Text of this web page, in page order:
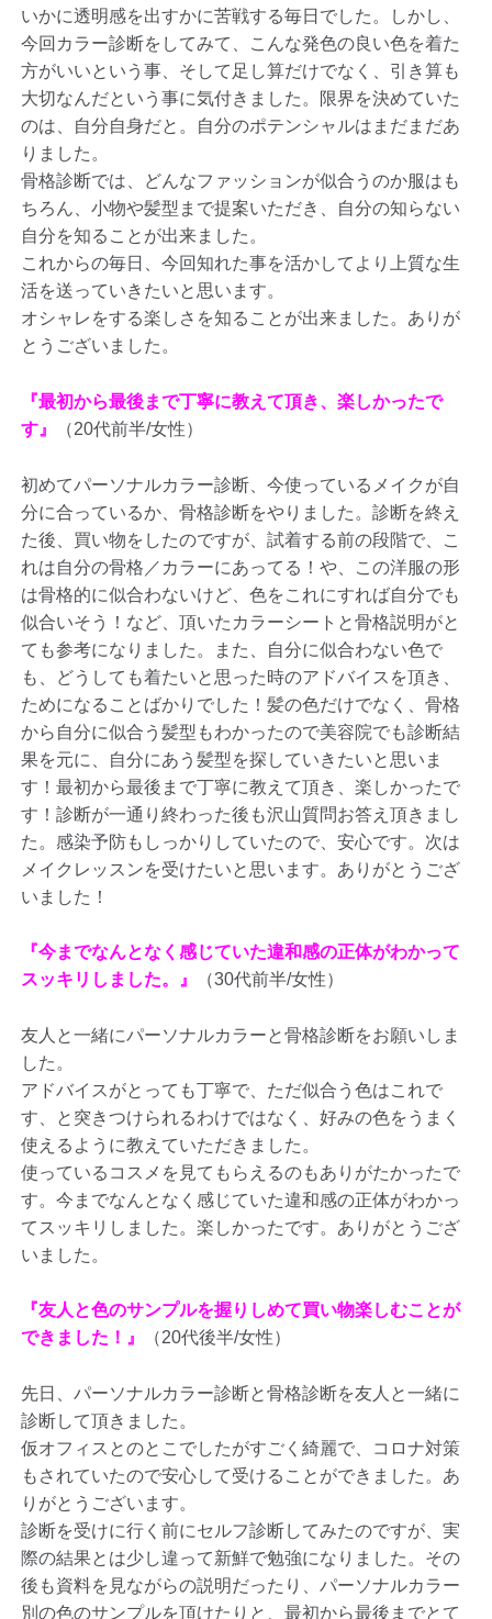
いかに透明感を出すかに苦戦する毎日でした。しかし、
今回カラー診断をしてみて、こんな発色の良い色を着た
方がいいという事、そして足し算だけでなく、引き算も
大切なんだという事に気付きました。限界を決めていた
のは、自分自身だと。自分のポテンシャルはまだまだあ
りました。
骨格診断では、どんなファッションが似合うのか服はも
ちろん、小物や髪型まで提案いただき、自分の知らない
自分を知ることが出来ました。
これからの毎日、今回知れた事を活かしてより上質な生
活を送っていきたいと思います。
オシャレをする楽しさを知ることが出来ました。ありが
とうございました。
『最初から最後まで丁寧に教えて頂き、楽しかったで
す』
（20代前半/女性）
初めてパーソナルカラー診断、今使っているメイクが自
分に合っているか、骨格診断をやりました。診断を終え
た後、買い物をしたのですが、試着する前の段階で、こ
れは自分の骨格／カラーにあってる！や、この洋服の形
は骨格的に似合わないけど、色をこれにすれば自分でも
似合いそう！など、頂いたカラーシートと骨格説明がと
ても参考になりました。また、自分に似合わない色で
も、どうしても着たいと思った時のアドバイスを頂き、
ためになることばかりでした！髪の色だけでなく、骨格
から自分に似合う髪型もわかったので美容院でも診断結
果を元に、自分にあう髪型を探していきたいと思いま
す！最初から最後まで丁寧に教えて頂き、楽しかったで
す！診断が一通り終わった後も沢山質問お答え頂きまし
た。感染予防もしっかりしていたので、安心です。次は
メイクレッスンを受けたいと思います。ありがとうござ
いました！
『今までなんとなく感じていた違和感の正体がわかって
スッキリしました。』
（30代前半/女性）
友人と一緒にパーソナルカラーと骨格診断をお願いしま
した。
アドバイスがとっても丁寧で、ただ似合う色はこれで
す、と突きつけられるわけではなく、好みの色をうまく
使えるように教えていただきました。
使っているコスメを見てもらえるのもありがたかったで
す。今までなんとなく感じていた違和感の正体がわかっ
てスッキリしました。楽しかったです。ありがとうござ
いました。
『友人と色のサンプルを握りしめて買い物楽しむことが
できました！』
（20代後半/女性）
先日、パーソナルカラー診断と骨格診断を友人と一緒に
診断して頂きました。
仮オフィスとのとこでしたがすごく綺麗で、コロナ対策
もされていたので安心して受けることができました。あ
りがとうございます。
診断を受けに行く前にセルフ診断してみたのですが、実
際の結果とは少し違って新鮮で勉強になりました。その
後も資料を見ながらの説明だったり、パーソナルカラー
別の色のサンプルを頂けたりと、最初から最後までとて